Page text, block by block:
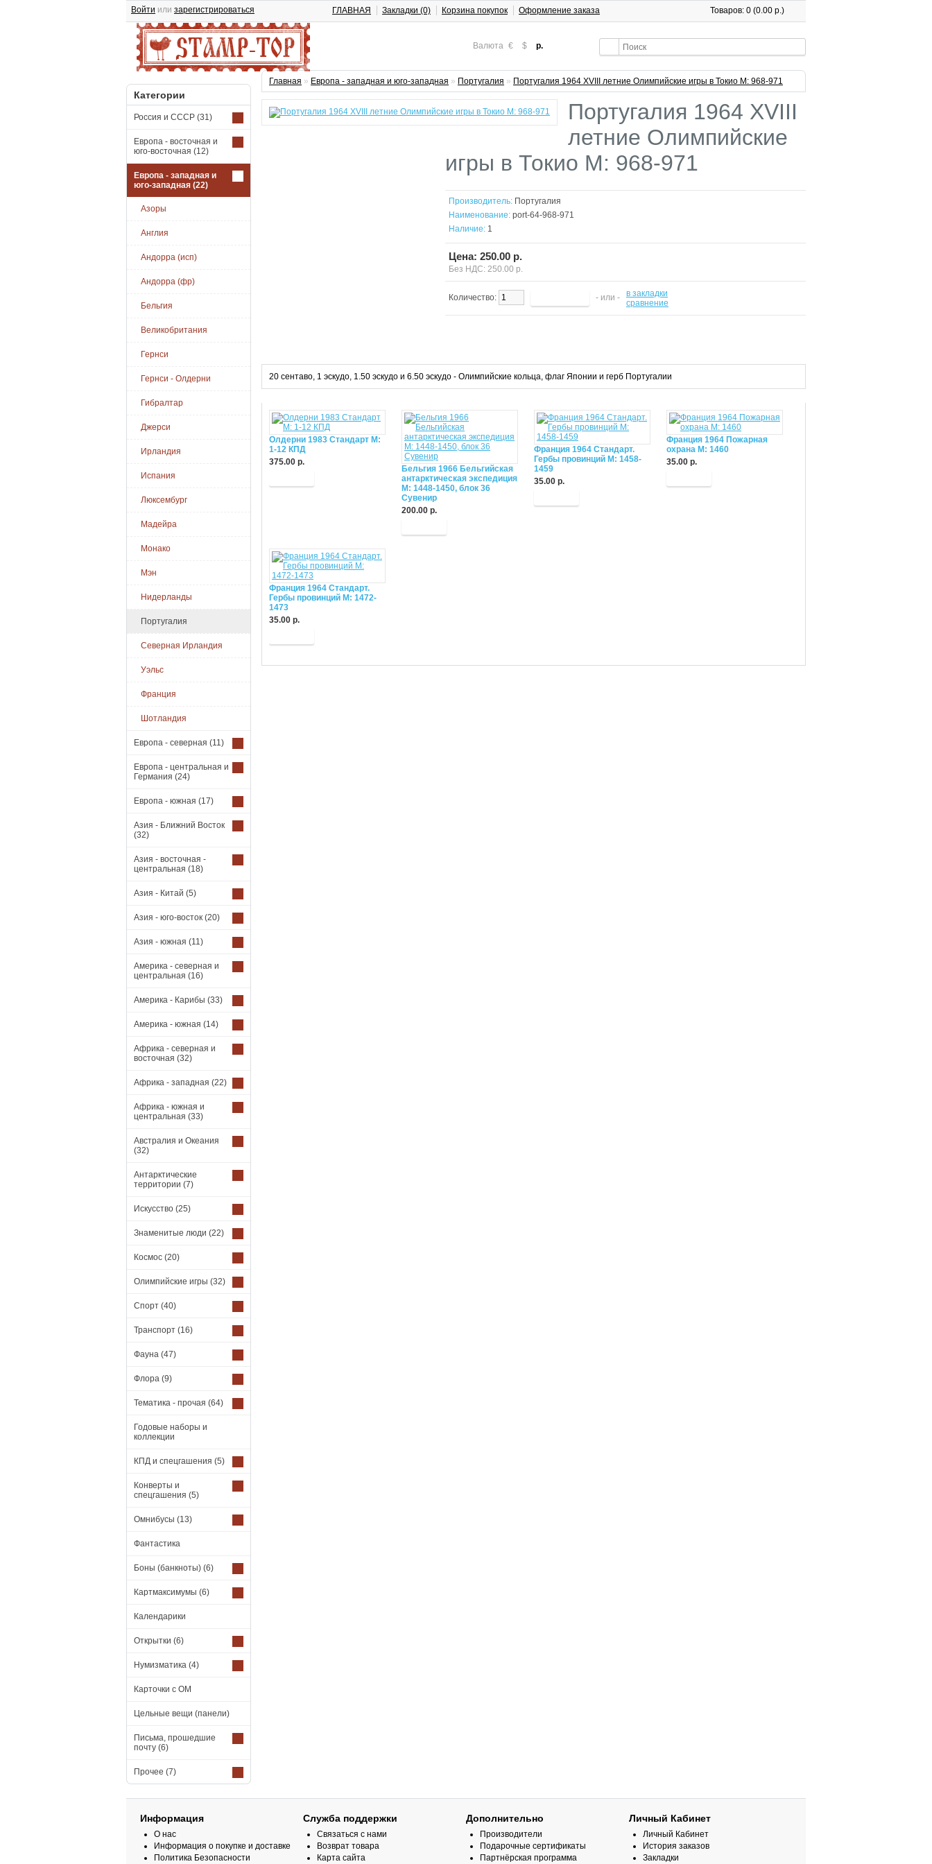
Валюта € $ р.
Товаров: 0 (0.00 р.)
Войти или зарегистрироваться ГЛАВНАЯ Закладки (0) Корзина покупок Оформление заказа
Категории
Россия и СССР (31)
Европа - восточная и
юго-восточная (12)
Европа - западная и
юго-западная (22)
Азоры
Англия
Андорра (исп)
Андорра (фр)
Бельгия
Великобритания
Гернси
Гернси - Олдерни
Гибралтар
Джерси
Ирландия
Испания
Люксембург
Мадейра
Монако
Мэн
Нидерланды
Португалия
Северная Ирландия
Уэльс
Франция
Шотландия
Европа - северная (11)
Европа - центральная и
Германия (24)
Европа - южная (17)
Азия - Ближний Восток
(32)
Азия - восточная -
центральная (18)
Азия - Китай (5)
Азия - юго-восток (20)
Азия - южная (11)
Америка - северная и
центральная (16)
Америка - Карибы (33)
Америка - южная (14)
Африка - северная и
восточная (32)
Африка - западная (22)
Африка - южная и
центральная (33)
Австралия и Океания
(32)
Антарктические
территории (7)
Искусство (25)
Знаменитые люди (22)
Космос (20)
Олимпийские игры (32)
Спорт (40)
Транспорт (16)
Фауна (47)
Флора (9)
Тематика - прочая (64)
Годовые наборы и
коллекции
КПД и спецгашения (5)
Конверты и
спецгашения (5)
Омнибусы (13)
Фантастика
Боны (банкноты) (6)
Картмаксимумы (6)
Календарики
Открытки (6)
Нумизматика (4)
Карточки с ОМ
Цельные вещи (панели)
Письма, прошедшие
почту (6)
Прочее (7)
Главная » Европа - западная и юго-западная » Португалия » Португалия 1964 XVIII летние Олимпийские игры в Токио М: 968-971
Португалия 1964 XVIII
летние Олимпийские
игры в Токио М: 968-971
Производитель: Португалия
Наименование: port-64-968-971
Наличие: 1
Цена: 250.00 р.
Без НДС: 250.00 р.
Количество: - или -
в закладки
сравнение
20 сентаво, 1 эскудо, 1.50 эскудо и 6.50 эскудо - Олимпийские кольца, флаг Японии и герб Португалии
Олдерни 1983 Стандарт М:
1-12 КПД
375.00 р.
Бельгия 1966 Бельгийская
антарктическая экспедиция
М: 1448-1450, блок 36
Сувенир
200.00 р.
Франция 1964 Стандарт.
Гербы провинций М: 1458-
1459
35.00 р.
Франция 1964 Пожарная
охрана М: 1460
35.00 р.
Франция 1964 Стандарт.
Гербы провинций М: 1472-
1473
35.00 р.
Информация
О нас
Информация о покупке и доставке
Политика Безопасности
Служба поддержки
Связаться с нами
Возврат товара
Карта сайта
Дополнительно
Производители
Подарочные сертификаты
Партнёрская программа
Личный Кабинет
Личный Кабинет
История заказов
Закладки